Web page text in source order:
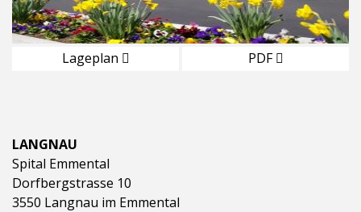
Lageplan PDF
LANGNAU
Spital Emmental
Dorfbergstrasse 10
3550 Langnau im Emmental